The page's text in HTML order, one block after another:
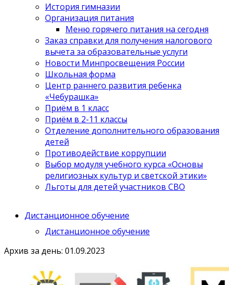
История гимназии
Организация питания
Меню горячего питания на сегодня
Заказ справки для получения налогового
вычета за образовательные услуги
Новости Минпросвещения России
Школьная форма
Центр раннего развития ребенка
«Чебурашка»
Приём в 1 класс
Приём в 2-11 классы
Отделение дополнительного образования
детей
Противодействие коррупции
Выбор модуля учебного курса «Основы
религиозных культур и светской этики»
Льготы для детей участников СВО
Дистанционное обучение
Дистанционное обучение
Архив за день: 01.09.2023